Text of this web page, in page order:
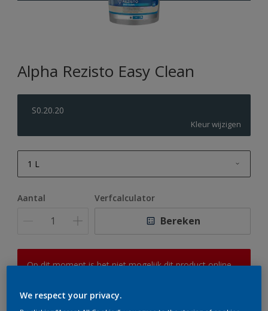
Alpha Rezisto Easy Clean
S0.20.20
Kleur wijzigen
1 L
10 L
Aantal Verfcalculator
Bereken
Op dit moment is het niet mogelijk dit product online
er hard aan om de voorraad aan te vullen.
We respect your privacy.